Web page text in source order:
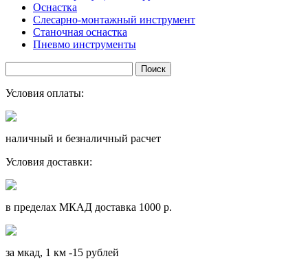
Оснастка
Слесарно-монтажный инструмент
Станочная оснастка
Пневмо инструменты
Условия оплаты:
наличный и безналичный расчет
Условия доставки:
в пределах МКАД доставка 1000 р.
за мкад, 1 км -15 рублей